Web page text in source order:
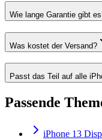
Wie lange Garantie gibt
Was kostet der Versand?
Passt das Teil auf alle
Passende
iPhone 13